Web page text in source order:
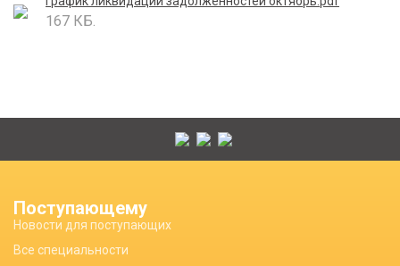
167 КБ.
Поступающему
Новости для поступающих
Все специальности